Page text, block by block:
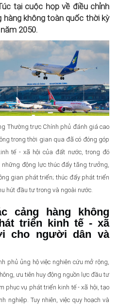
tại cuộc họp về điều chỉnh
hàng không toàn quốc thời kỳ
2050.
Thường trực Chính phủ đánh giá cao
trong thời gian qua đã có đóng góp
tế - xã hội của đất nước, trong đó
động lực thúc đẩy tăng trưởng,
gian phát triển; thúc đẩy phát triển
hút đầu tư trong và ngoài nước.
cảng hàng không
triển kinh tế - xã
cho người dân và
phủ ủng hộ việc nghiên cứu mở rộng,
ưu tiên huy động nguồn lực đầu tư
phục vụ phát triển kinh tế - xã hội, tạo
nghiệp. Tuy nhiên, việc quy hoạch và